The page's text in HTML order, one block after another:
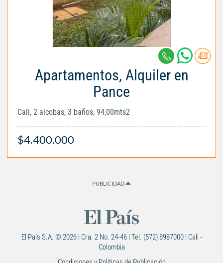
Apartamentos, Alquiler en
Pance
Cali, 2 alcobas, 3 baños, 94,00mts2
$4.400.000
PUBLICIDAD
El País S.A. © 2026 | Cra. 2 No. 24-46 | Tel. (572) 8987000 | Cali -
Colombia